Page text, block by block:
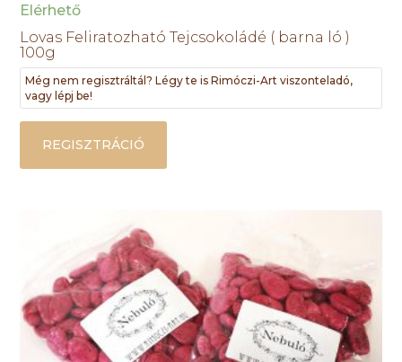
Elérhető
Lovas Feliratozható Tejcsokoládé ( barna ló )
100g
Még nem regisztráltál? Légy te is Rimóczi-Art viszonteladó,
vagy lépj be!
REGISZTRÁCIÓ